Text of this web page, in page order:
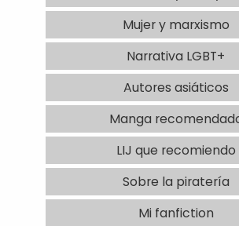
Mujer y marxismo
Narrativa LGBT+
Autores asiáticos
Manga
LIJ que recomiendo
Sobre la piratería
Mi fanfiction